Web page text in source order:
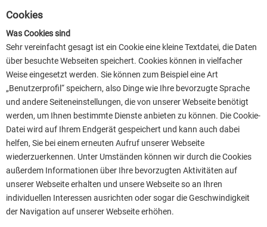
Cookies
Was Cookies sind
Sehr vereinfacht gesagt ist ein Cookie eine kleine Textdatei, die Daten
über besuchte Webseiten speichert. Cookies können in vielfacher
Weise eingesetzt werden. Sie können zum Beispiel eine Art
„Benutzerprofil“ speichern, also Dinge wie Ihre bevorzugte Sprache
und andere Seiteneinstellungen, die von unserer Webseite benötigt
werden, um Ihnen bestimmte Dienste anbieten zu können. Die Cookie-
Datei wird auf Ihrem Endgerät gespeichert und kann auch dabei
helfen, Sie bei einem erneuten Aufruf unserer Webseite
wiederzuerkennen. Unter Umständen können wir durch die Cookies
außerdem Informationen über Ihre bevorzugten Aktivitäten auf
unserer Webseite erhalten und unsere Webseite so an Ihren
individuellen Interessen ausrichten oder sogar die Geschwindigkeit
der Navigation auf unserer Webseite erhöhen.